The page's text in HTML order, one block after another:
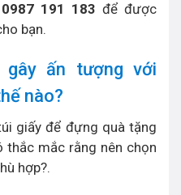
0987 191 183 để được
bạn.
gây ấn tượng với
nào?
giấy để đựng quà tặng
thắc mắc rằng nên chọn
hợp?.